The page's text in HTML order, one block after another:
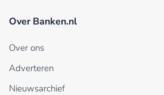
Over Banken.nl
Over ons
Adverteren
Nieuwsarchief